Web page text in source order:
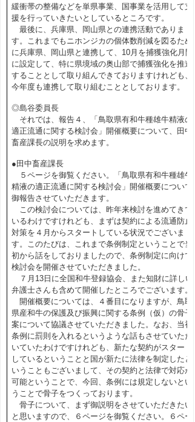
緩衝帯の整備などを単県事業、国事業を活用して支
援を行っていきたいとしているところです。
最後に、兵庫県、岡山県との連携活動でありま
す。これまでもニホンジカの個体数削減を図るため
に兵庫県、岡山県と連携して、10月を捕獲強化月間
に設定して、特に県境域の奥山部で捕獲強化を推進
することとして取り組んできておりますけれども、
今年度も連携して取り組むこととしております。
◎島谷委員長
それでは、報告４、「鳥取県有和牛種雄牛精液の
適正流通に関する検討会」開催概要について、田中
畜産課長の説明を求めます。
●田中畜産課長
５ページを御覧ください。「鳥取県有和牛種雄牛
精液の適正流通に関する検討会」開催概要について
御報告させていただきます。
この検討会については、昨年来検討を進めてきて
いるわけですけれども、まずは契約による流通防止
対策を４月からスタートしている状況でございま
す。このたびは、これまで条例制定ということで当
初から話をしておりましたので、条例制定に向けて
検討会を開催させていただきました。
７月13日に全国和牛登録協会、また知財に詳しい
弁護士さんも含めて開催したところでございます。
開催概要については、４番目になりますが、鳥取
県産和牛の保護及び振興に関する条例（仮）の骨子
案について協議させていただきました。なお、当初
条例に罰則を入れるというような話もさせていただ
いていたわけですけれども、新たな契約がスタート
しているということと国が新たに法律を制定したと
いうこともございまして、その契約と法律で対応が
可能ということで、今回、条例には規定しないとい
うことで骨子をつくっております。
骨子について、まず御説明をさせていただきたい
と思いますので、６ページを御覧ください。６ペー